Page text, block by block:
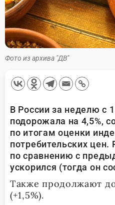
Фото из архива "ДВ"
В России за неделю с
подорожала на 4,5%,
по итогам оценки
потребительских цен.
по сравнению с
ускорился (тогда он
Также продолжают
(+1,5%).